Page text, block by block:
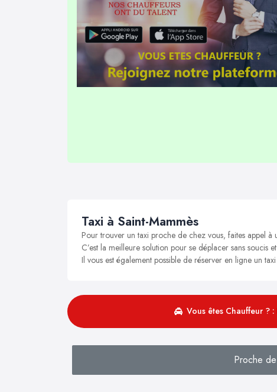
Taxi à Saint-Mammès
Pour trouver un taxi proche de chez vous, faites appel à
C’est la meilleure solution pour se déplacer sans soucis
Il vous est également possible de réserver en ligne un
Vous êtes Chauffeur ?
Proche